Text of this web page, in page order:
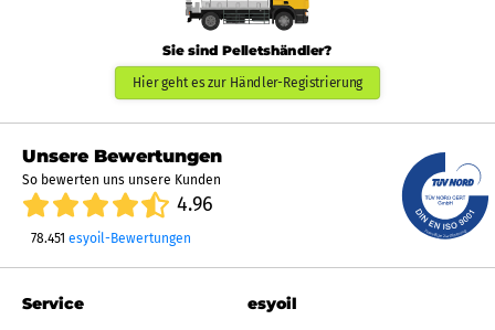
Sie sind Pelletshändler?
Hier geht es zur Händler-Registrierung
Unsere Bewertungen
So bewerten uns unsere Kunden
4.96
78.451 esyoil-Bewertungen
Service esyoil